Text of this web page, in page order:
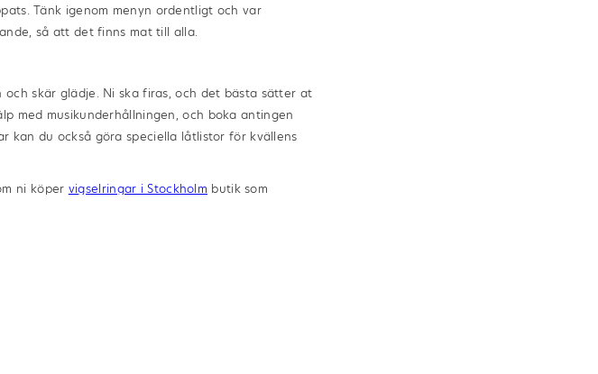
Tänk igenom menyn ordentligt och var
så att det finns mat till alla.
skär glädje. Ni ska firas, och det bästa sätter at
med musikunderhållningen, och boka antingen
kan du också göra speciella låtlistor för kvällens
ni köper vigselringar i Stockholm butik som